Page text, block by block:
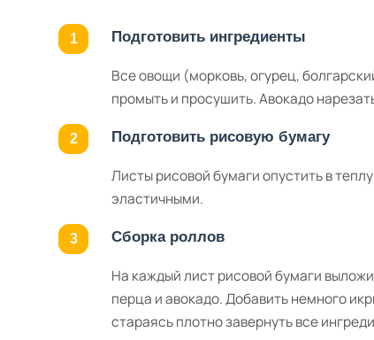
Подготовить ингредиенты
Все овощи (морковь, огурец,
промыть и просушить. Авокадо
Подготовить рисовую бумагу
Листы рисовой бумаги опустить в
эластичными.
Сборка роллов
На каждый лист рисовой бумаги
перца и авокадо. Добавить немного
стараясь плотно завернуть все